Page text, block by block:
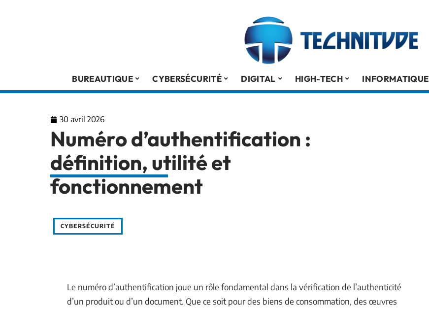
BUREAUTIQUE CYBERSÉCURITÉ DIGITAL HIGH-TECH INFORMATIQUE
30 avril 2026
Numéro d’authentification :
définition, utilité et
fonctionnement
CYBERSÉCURITÉ
Le numéro d’authentification joue un rôle fondamental dans la vérification de l’authenticité
d’un produit ou d’un document. Que ce soit pour des biens de consommation, des œuvres